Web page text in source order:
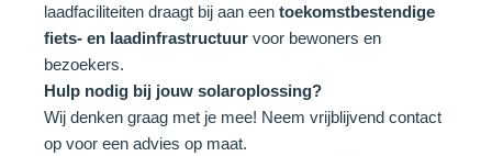
laadfaciliteiten draagt bij aan een toekomstbestendige
fiets- en laadinfrastructuur voor bewoners en
bezoekers.
Hulp nodig bij jouw solaroplossing?
Wij denken graag met je mee! Neem vrijblijvend contact
op voor een advies op maat.